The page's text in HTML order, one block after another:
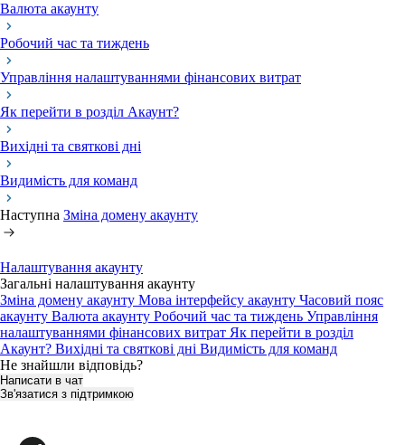
Валюта акаунту
Робочий час та тиждень
Управління налаштуваннями фінансових витрат
Як перейти в розділ Акаунт?
Вихідні та святкові дні
Видимість для команд
Наступна Зміна домену акаунту
Налаштування акаунту
Загальні налаштування акаунту
Зміна домену акаунту Мова інтерфейсу акаунту Часовий пояс
акаунту Валюта акаунту Робочий час та тиждень Управління
налаштуваннями фінансових витрат Як перейти в розділ
Акаунт? Вихідні та святкові дні Видимість для команд
Не знайшли відповідь?
Написати в чат
Зв'язатися з підтримкою